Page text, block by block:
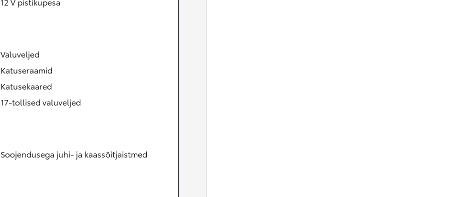
Valuveljed
Katuseraamid
Katusekaared
17-tollised valuveljed
Soojendusega juhi- ja kaassõitjaistmed